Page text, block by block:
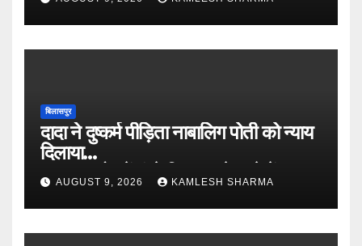
बिलासपुर
दादा ने दुष्कर्म पीड़िता नाबालिग पोती को न्याय
दिलाया
०० पुत्र मोह में फंसे बिना उसने थाने में
घटना की रिपोर्ट लिखाई
०० हाईकोर्ट ने पीड़िता के बयान को
विश्वसनिय माना, आरोपी की अपील खारिज
AUGUST 9, 2026 KAMLESH SHARMA